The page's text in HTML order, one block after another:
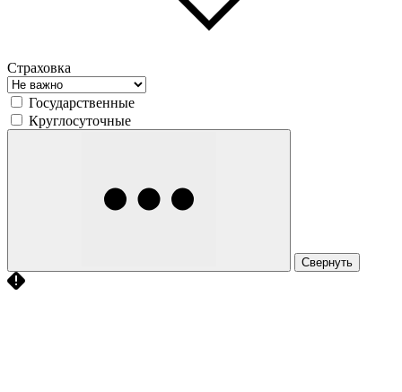
Страховка
Государственные
Круглосуточные
Свернуть